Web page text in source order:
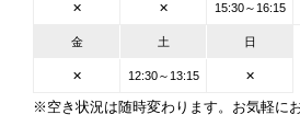
✕ ✕ 15:30～16:15
金 土 日
✕ 12:30～13:15 ✕
※空き状況は随時変わります。お気軽に